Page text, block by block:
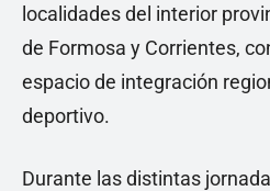
localidades del interior
de Formosa y Corrientes,
espacio de integración
deportivo.
Durante las distintas